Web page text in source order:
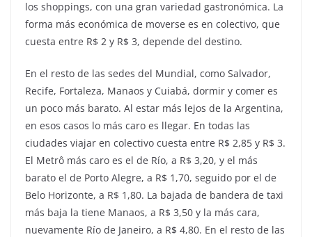
los shoppings, con una gran variedad gastronómica. La
forma más económica de moverse es en colectivo, que
cuesta entre R$ 2 y R$ 3, depende del destino.
En el resto de las sedes del Mundial, como Salvador,
Recife, Fortaleza, Manaos y Cuiabá, dormir y comer es
un poco más barato. Al estar más lejos de la Argentina,
en esos casos lo más caro es llegar. En todas las
ciudades viajar en colectivo cuesta entre R$ 2,85 y R$ 3.
El Metrô más caro es el de Río, a R$ 3,20, y el más
barato el de Porto Alegre, a R$ 1,70, seguido por el de
Belo Horizonte, a R$ 1,80. La bajada de bandera de taxi
más baja la tiene Manaos, a R$ 3,50 y la más cara,
nuevamente Río de Janeiro, a R$ 4,80. En el resto de las